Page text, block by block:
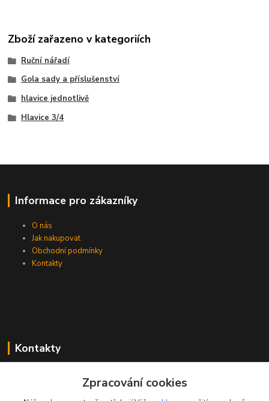
Zboží zařazeno v kategoriích
Ruční nářadí
Gola sady a příslušenství
hlavice jednotlivě
Hlavice 3/4
Informace pro zákazníky
O nás
Jak nakupovat
Obchodní podmínky
Kontakty
Kontakty
+420 733 530 378
(Po-Pá, 8-15 hod.)
Zpracování cookies